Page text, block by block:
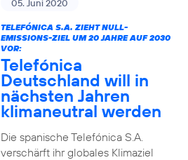
05. Juni 2020
TELEFÓNICA S.A. ZIEHT NULL-
EMISSIONS-ZIEL UM 20 JAHRE AUF 2030
VOR:
Telefónica
Deutschland will in
nächsten Jahren
klimaneutral werden
Die spanische Telefónica S.A.
verschärft ihr globales Klimaziel